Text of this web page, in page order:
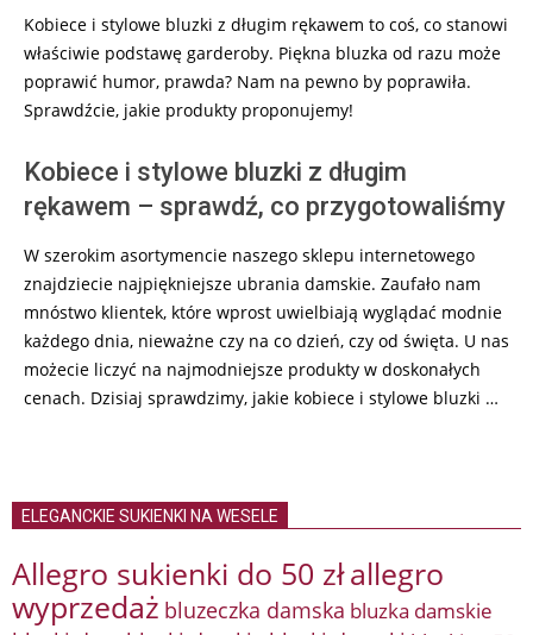
Kobiece i stylowe bluzki z długim rękawem to coś, co stanowi
właściwie podstawę garderoby. Piękna bluzka od razu może
poprawić humor, prawda? Nam na pewno by poprawiła.
Sprawdźcie, jakie produkty proponujemy!
Kobiece i stylowe bluzki z długim
rękawem – sprawdź, co przygotowaliśmy
W szerokim asortymencie naszego sklepu internetowego
znajdziecie najpiękniejsze ubrania damskie. Zaufało nam
mnóstwo klientek, które wprost uwielbiają wyglądać modnie
każdego dnia, nieważne czy na co dzień, czy od święta. U nas
możecie liczyć na najmodniejsze produkty w doskonałych
cenach. Dzisiaj sprawdzimy, jakie kobiece i stylowe bluzki …
ELEGANCKIE SUKIENKI NA WESELE
Allegro sukienki do 50 złallegro
wyprzedaż bluzeczka damska bluzka damskie